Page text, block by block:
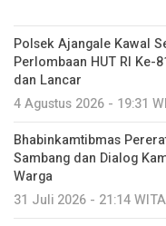
Polsek Ajangale Kawal
Perlombaan HUT RI Ke-
dan Lancar
4 Agustus 2026 - 19:31
Bhabinkamtibmas
Sambang dan Dialog
Warga
31 Juli 2026 - 21:14 WITA